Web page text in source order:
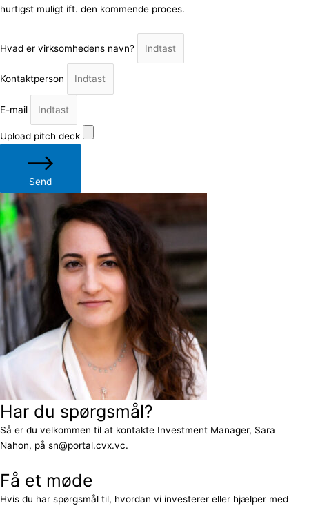
hurtigst muligt ift. den kommende proces.
Hvad er virksomhedens navn?
Kontaktperson
E-mail
Upload pitch deck
Send
Har du spørgsmål?
Så er du velkommen til at kontakte Investment Manager, Sara
Nahon, på sn@portal.cvx.vc.
Få et møde
Hvis du har spørgsmål til, hvordan vi investerer eller hjælper med